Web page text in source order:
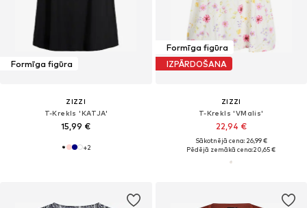
Formīga figūra
ZIZZI
T-Krekls 'KATJA'
15,99 €
+2
Formīga figūra
IZPĀRDOŠANA
ZIZZI
T-Krekls 'VMalis'
22,94 €
Sākotnējā cena: 26,99 €
Pēdējā zemākā cena:20,65 €